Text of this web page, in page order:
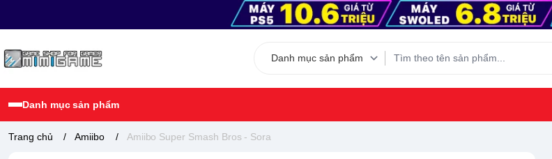
Danh mục sản phẩm
Trang chủ / Amiibo / Amiibo Super Smash Bros - Sora